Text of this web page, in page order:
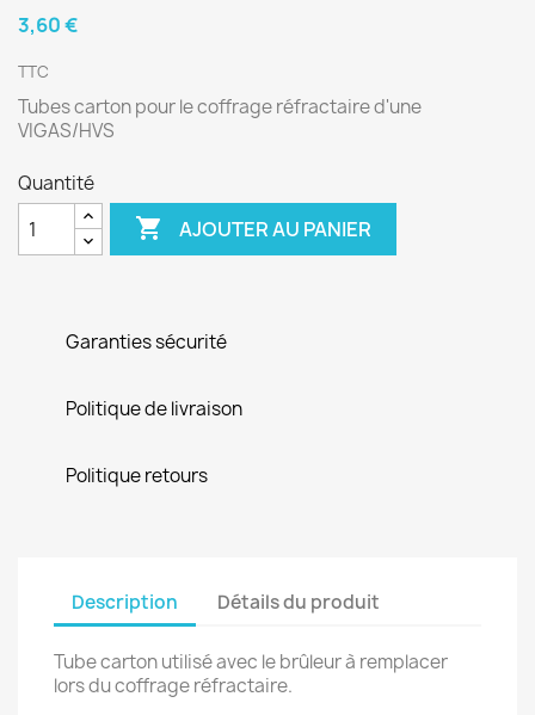
3,60 €
TTC
Tubes carton pour le coffrage réfractaire d'une
VIGAS/HVS
Quantité
 AJOUTER AU PANIER
Garanties sécurité
Politique de livraison
Politique retours
Description Détails du produit
Tube carton utilisé avec le brûleur à remplacer
lors du coffrage réfractaire.